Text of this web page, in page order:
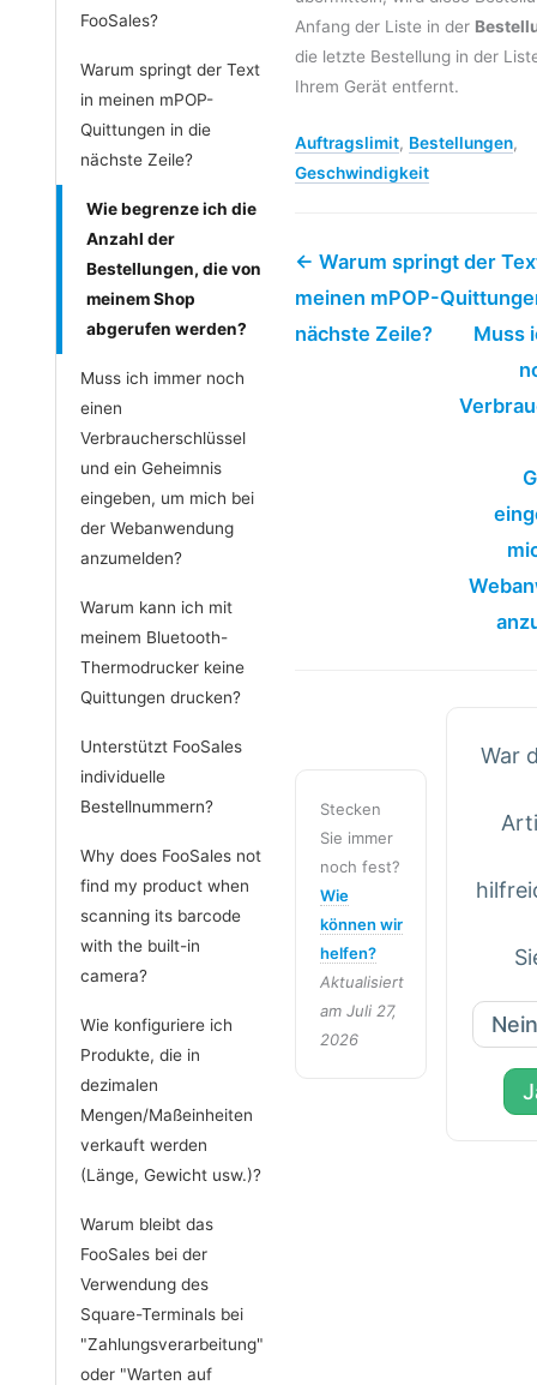
FooSales?
Warum springt der Text
in meinen mPOP-
Quittungen in die
nächste Zeile?
Wie begrenze ich die
Anzahl der
Bestellungen, die von
meinem Shop
abgerufen werden?
Muss ich immer noch
einen
Verbraucherschlüssel
und ein Geheimnis
eingeben, um mich bei
der Webanwendung
anzumelden?
Warum kann ich mit
meinem Bluetooth-
Thermodrucker keine
Quittungen drucken?
Unterstützt FooSales
individuelle
Bestellnummern?
Why does FooSales not
find my product when
scanning its barcode
with the built-in
camera?
Wie konfiguriere ich
Produkte, die in
dezimalen
Mengen/Maßeinheiten
verkauft werden
(Länge, Gewicht usw.)?
Warum bleibt das
FooSales bei der
Verwendung des
Square-Terminals bei
"Zahlungsverarbeitung"
oder "Warten auf
Anfang der Liste in der
die letzte Bestellung in der
Ihrem Gerät entfernt.
Auftragslimit, Bestellungen,
Geschwindigkeit
← Warum springt der
meinen mPOP-
nächste Zeile?
Muss
Stecken
Sie immer
noch fest?
Wie
können wir
helfen?
Aktualisiert
am Juli 27,
2026
War
Nein